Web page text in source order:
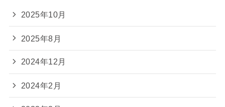
2025年10月
2025年8月
2024年12月
2024年2月